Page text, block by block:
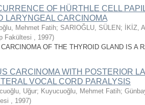
OF HÜRTHLE CELL
LARYNGEAL CARCINOMA
Mehmet Fatih; SARIOĞLU, SÜLEN;
İKİZ,
Fakültesi , 1997)
OF THE THYROID GLAND IS A
CARCINOMA WITH POSTERIOR
VOCAL CORD PARALYSIS
Uğur; Kuyucuoğlu, Mehmet Fatih;
, 1997)